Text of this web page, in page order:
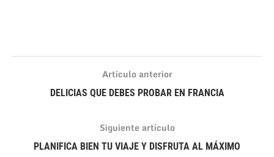
Artículo anterior
DELICIAS QUE DEBES PROBAR EN FRANCIA
Siguiente artículo
PLANIFICA BIEN TU VIAJE Y DISFRUTA AL MÁXIMO